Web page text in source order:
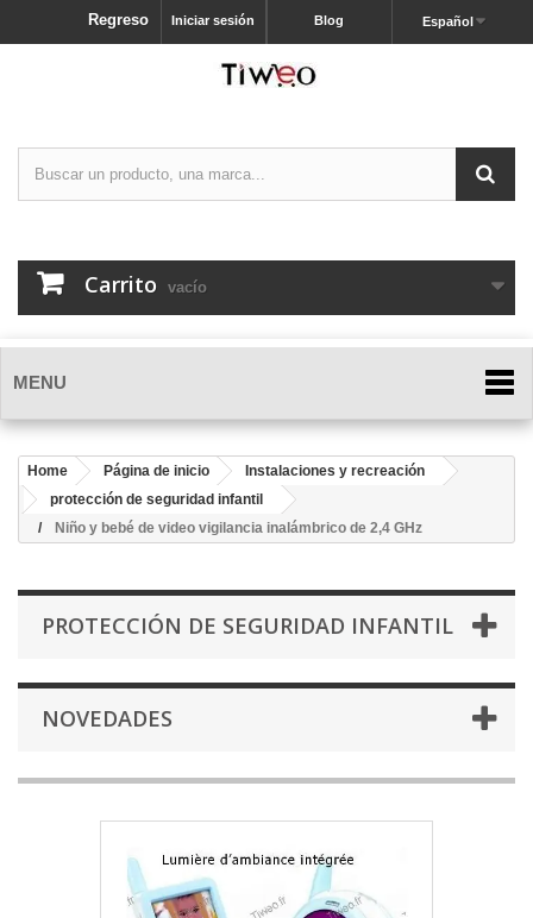
Español
Blog
Iniciar sesión
Regreso
Carrito vacío
MENU
Home Página de inicio
Instalaciones y recreación
protección de seguridad infantil
Niño y bebé de video vigilancia inalámbrico de 2,4 GHz
PROTECCIÓN DE SEGURIDAD INFANTIL
NOVEDADES